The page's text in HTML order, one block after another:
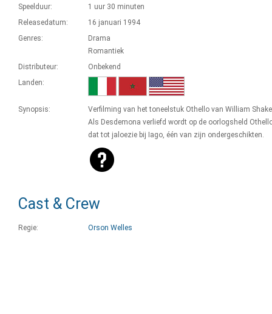
Speelduur:
1 uur 30 minuten
Releasedatum:
16 januari 1994
Genres:
Drama
Romantiek
Distributeur:
Onbekend
Landen:
Synopsis:
Verfilming van het toneelstuk Othello van William
Als Desdemona verliefd wordt op de oorlogsheld
dat tot jaloezie bij Iago, één van zijn ondergeschikten.
Cast & Crew
Regie: Orson Welles